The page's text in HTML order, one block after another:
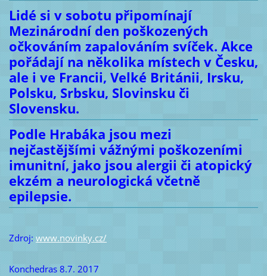
Lidé si v sobotu připomínají
Mezinárodní den poškozených
očkováním zapalováním svíček. Akce
pořádají na několika místech v Česku,
ale i ve Francii, Velké Británii, Irsku,
Polsku, Srbsku, Slovinsku či
Slovensku.
Podle Hrabáka jsou mezi
nejčastějšími vážnými poškozeními
imunitní, jako jsou alergii či atopický
ekzém a neurologická včetně
epilepsie.
Zdroj: www.novinky.cz/
Konchedras 8.7. 2017